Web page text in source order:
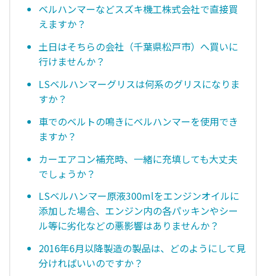
ベルハンマーなどスズキ機工株式会社で直接買
えますか？
土日はそちらの会社（千葉県松戸市）へ買いに
行けませんか？
LSベルハンマーグリスは何系のグリスになりま
すか？
車でのベルトの鳴きにベルハンマーを使用でき
ますか？
カーエアコン補充時、一緒に充填しても大丈夫
でしょうか？
LSベルハンマー原液300mlをエンジンオイルに
添加した場合、エンジン内の各パッキンやシー
ル等に劣化などの悪影響はありませんか？
2016年6月以降製造の製品は、どのようにして見
分ければいいのですか？